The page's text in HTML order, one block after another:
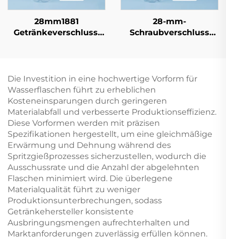
28mm1881
Getränkeverschluss:
28-mm-
Schraubverschluss
Großhandel für
Verschlüsse von
kohlensäurehaltigen
Getränken
Die Investition in eine hochwertige Vorform für
Wasserflaschen führt zu erheblichen
Kosteneinsparungen durch geringeren
Materialabfall und verbesserte Produktionseffizienz.
Diese Vorformen werden mit präzisen
Spezifikationen hergestellt, um eine gleichmäßige
Erwärmung und Dehnung während des
Spritzgießprozesses sicherzustellen, wodurch die
Ausschussrate und die Anzahl der abgelehnten
Flaschen minimiert wird. Die überlegene
Materialqualität führt zu weniger
Produktionsunterbrechungen, sodass
Getränkehersteller konsistente
Ausbringungsmengen aufrechterhalten und
Marktanforderungen zuverlässig erfüllen können.